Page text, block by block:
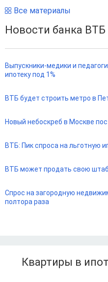
Все материалы
Новости банка ВТБ
Выпускники-медики и
ипотеку под 1%
ВТБ будет строить метро в
Новый небоскреб в Москве
ВТБ: Пик спроса на льготную
ВТБ может продать свою
Спрос на загородную
полтора раза
Квартиры в